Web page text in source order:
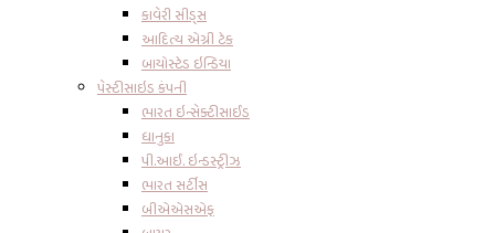
કાવેરી સીડ્સ
આદિત્ય એગ્રી ટેક
બાયોસ્ટેડ ઇન્ડિયા
પેસ્ટીસાઇડ કંપની
ભારત ઇન્સેક્ટીસાઈડ
ધાનુકા
પી.આઈ. ઇન્ડસ્ટ્રીઝ
ભારત સર્ટીસ
બીએએસએફ